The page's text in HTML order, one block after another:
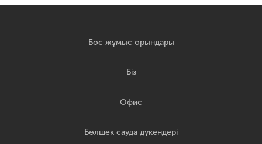
Бос жұмыс орындары
Біз
Офис
Бөлшек сауда дүкендері